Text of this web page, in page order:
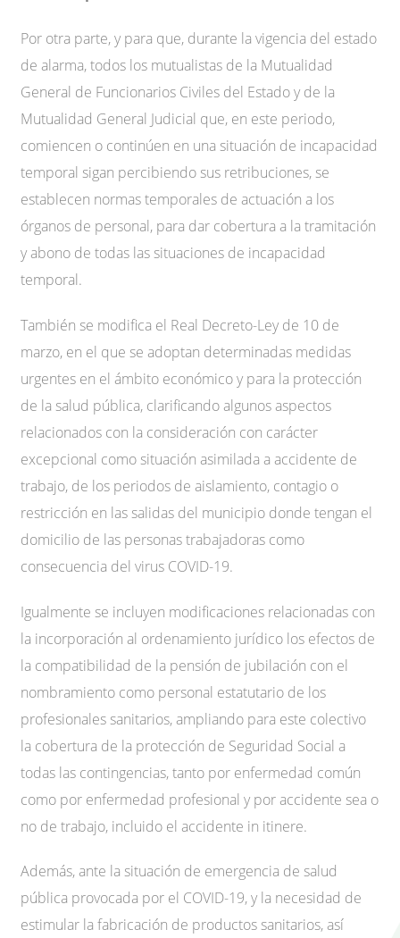
Por otra parte, y para que, durante la vigencia del estado
de alarma, todos los mutualistas de la Mutualidad
General de Funcionarios Civiles del Estado y de la
Mutualidad General Judicial que, en este periodo,
comiencen o continúen en una situación de incapacidad
temporal sigan percibiendo sus retribuciones, se
establecen normas temporales de actuación a los
órganos de personal, para dar cobertura a la tramitación
y abono de todas las situaciones de incapacidad
temporal.
También se modifica el Real Decreto-Ley de 10 de
marzo, en el que se adoptan determinadas medidas
urgentes en el ámbito económico y para la protección
de la salud pública, clarificando algunos aspectos
relacionados con la consideración con carácter
excepcional como situación asimilada a accidente de
trabajo, de los periodos de aislamiento, contagio o
restricción en las salidas del municipio donde tengan el
domicilio de las personas trabajadoras como
consecuencia del virus COVID-19.
Igualmente se incluyen modificaciones relacionadas con
la incorporación al ordenamiento jurídico los efectos de
la compatibilidad de la pensión de jubilación con el
nombramiento como personal estatutario de los
profesionales sanitarios, ampliando para este colectivo
la cobertura de la protección de Seguridad Social a
todas las contingencias, tanto por enfermedad común
como por enfermedad profesional y por accidente sea o
no de trabajo, incluido el accidente in itinere.
Además, ante la situación de emergencia de salud
pública provocada por el COVID-19, y la necesidad de
estimular la fabricación de productos sanitarios, así